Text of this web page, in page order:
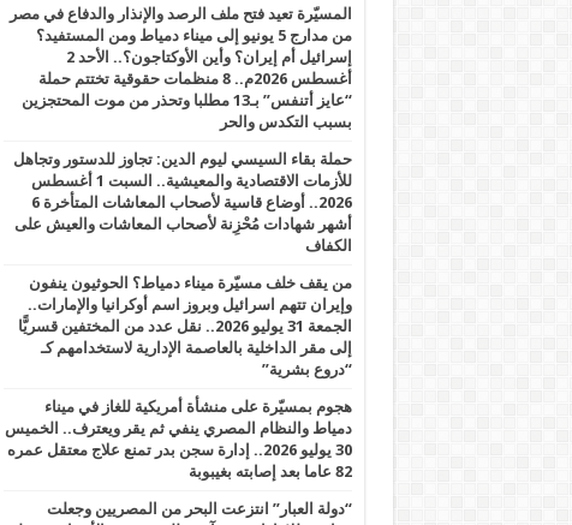
المسيّرة تعيد فتح ملف الرصد والإنذار والدفاع في مصر
من مدارج 5 يونيو إلى ميناء دمياط ومن المستفيد؟
إسرائيل أم إيران؟ وأين الأوكتاجون؟.. الأحد 2
أغسطس 2026م.. 8 منظمات حقوقية تختتم حملة
“عايز أتنفس” بـ13 مطلبا وتحذر من موت المحتجزين
بسبب التكدس والحر
حملة بقاء السيسي ليوم الدين: تجاوز للدستور وتجاهل
للأزمات الاقتصادية والمعيشية.. السبت 1 أغسطس
2026.. أوضاع قاسية لأصحاب المعاشات المتأخرة 6
أشهر شهادات مُحْزِنة لأصحاب المعاشات والعيش على
الكفاف
من يقف خلف مسيّرة ميناء دمياط؟ الحوثيون ينفون
وإيران تتهم اسرائيل وبروز اسم أوكرانيا والإمارات..
الجمعة 31 يوليو 2026.. نقل عدد من المختفين قسريًّا
إلى مقر الداخلية بالعاصمة الإدارية لاستخدامهم كـ
“دروع بشرية”
هجوم بمسيّرة على منشأة أمريكية للغاز في ميناء
دمياط والنظام المصري ينفي ثم يقر ويعترف.. الخميس
30 يوليو 2026.. إدارة سجن بدر تمنع علاج معتقل عمره
82 عاما بعد إصابته بغيبوبة
“دولة العبار” انتزعت البحر من المصريين وجعلت